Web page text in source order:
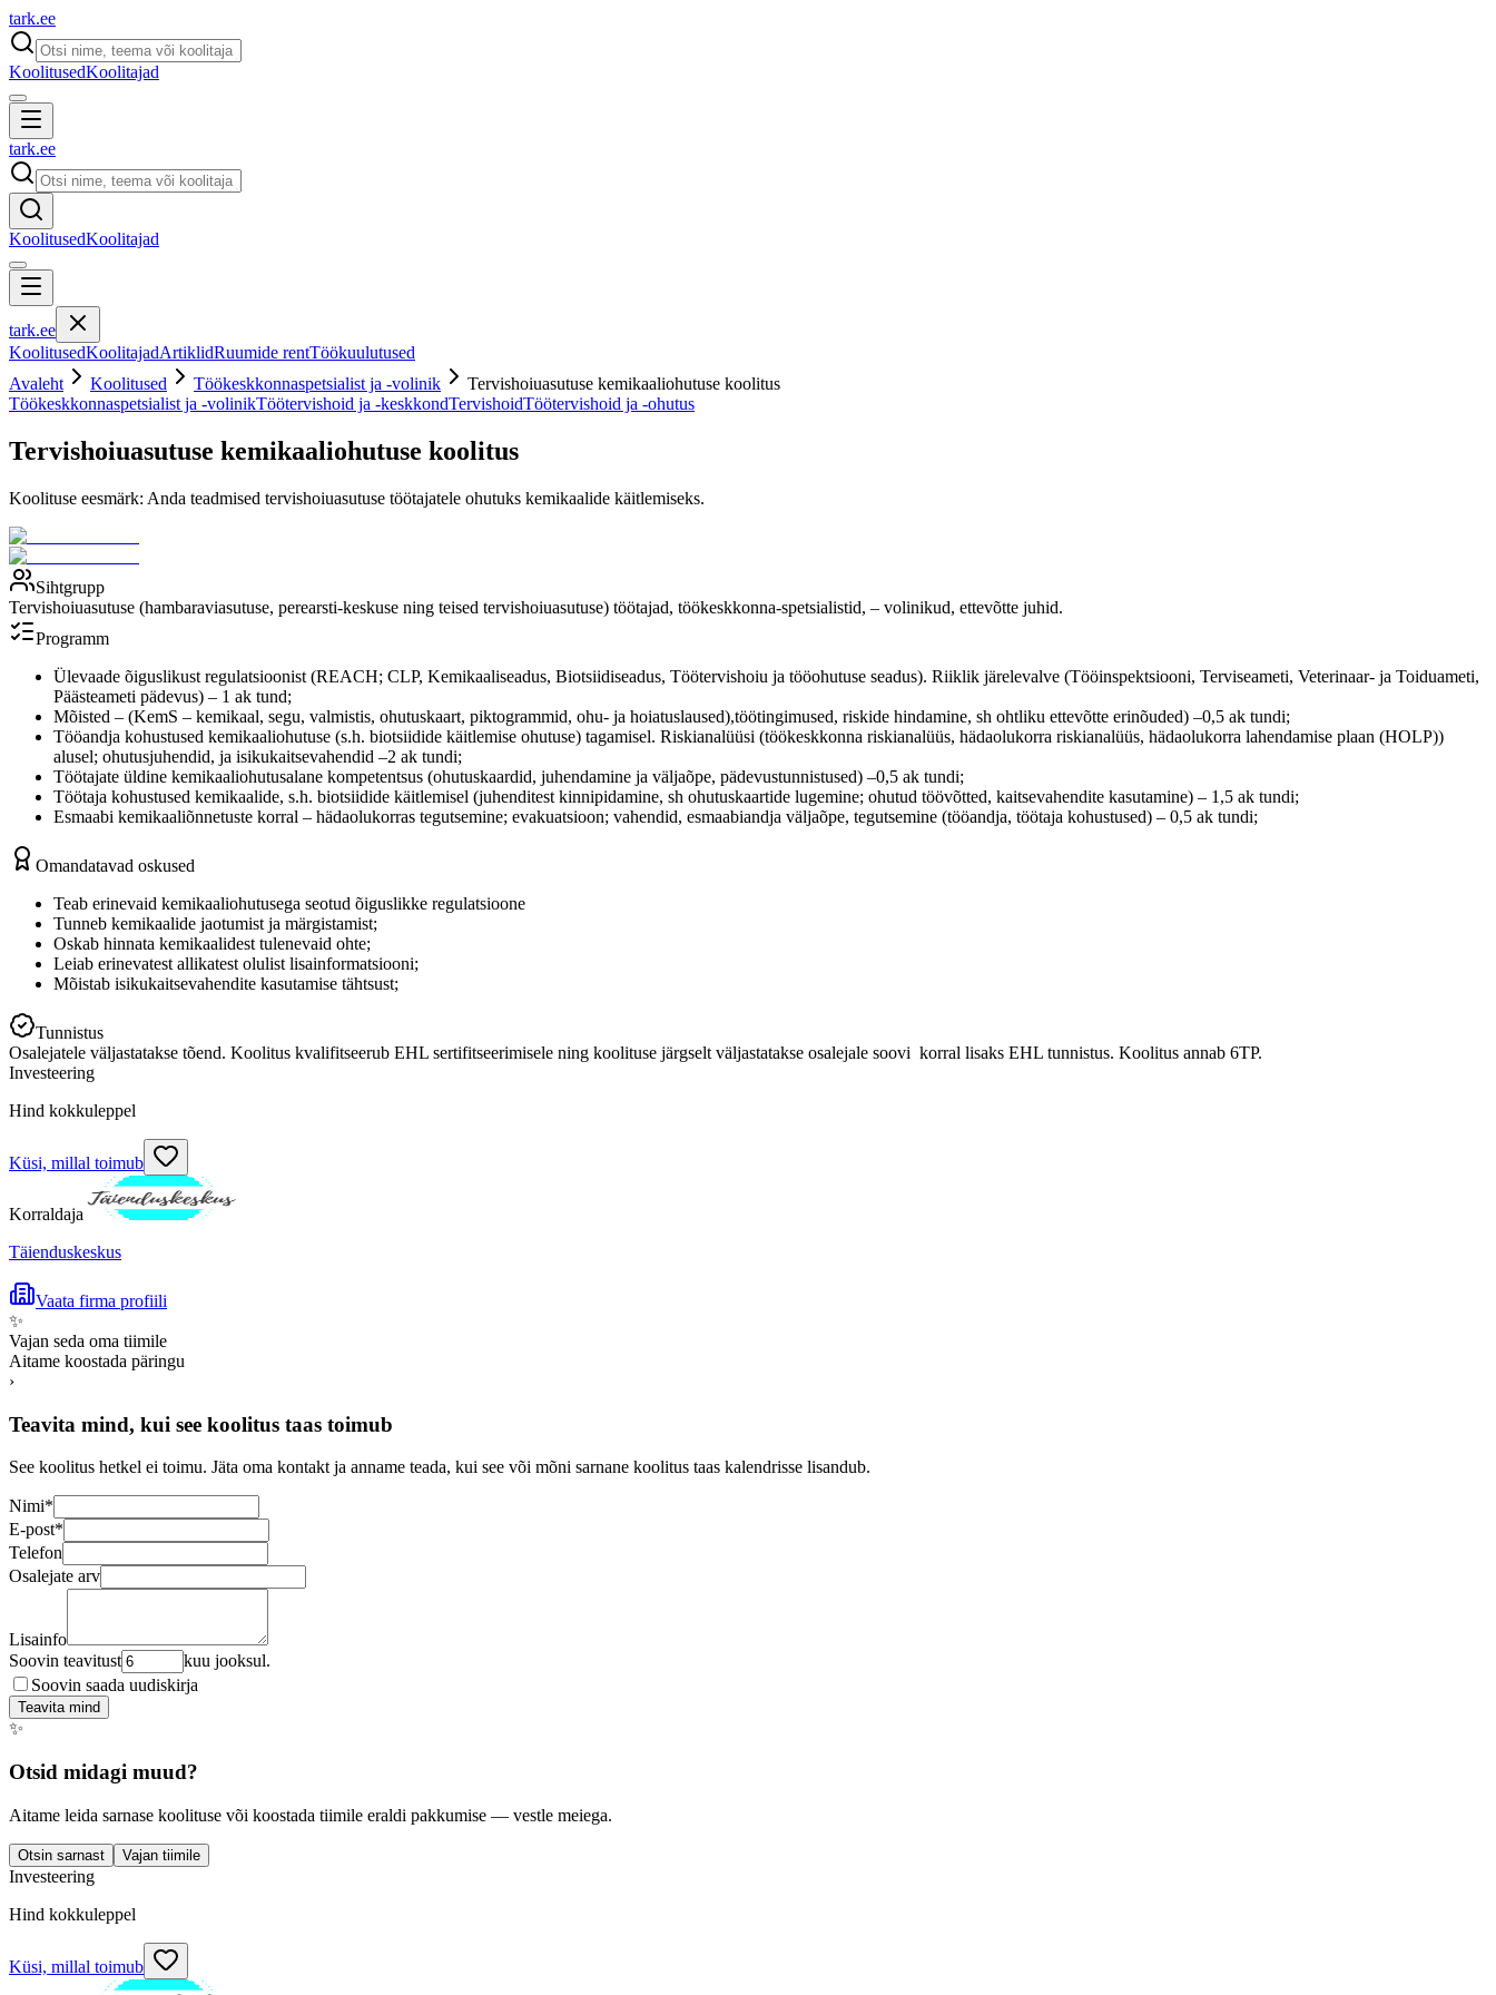
tark.ee
KoolitusedKoolitajad
tark.ee
KoolitusedKoolitajad
tark.ee
KoolitusedKoolitajadArtiklidRuumide rentTöökuulutused
Avaleht
Koolitused Töökeskkonnaspetsialist ja -volinik
Tervishoiuasutuse kemikaaliohutuse koolitus
Töökeskkonnaspetsialist ja -volinikTöötervishoid ja -keskkondTervishoidTöötervishoid ja -ohutus
Tervishoiuasutuse kemikaaliohutuse koolitus
Koolituse eesmärk: Anda teadmised tervishoiuasutuse töötajatele ohutuks kemikaalide käitlemiseks.
Sihtgrupp
Tervishoiuasutuse (hambaraviasutuse, perearsti-keskuse ning teised tervishoiuasutuse) töötajad, töökeskkonna-spetsialistid, – volinikud, ettevõtte juhid.
Programm
Ülevaade õiguslikust regulatsioonist (REACH; CLP, Kemikaaliseadus, Biotsiidiseadus, Töötervishoiu ja tööohutuse seadus). Riiklik järelevalve (Tööinspektsiooni, Terviseameti, Veterinaar- ja Toiduameti,
Päästeameti pädevus) – 1 ak tund;
Mõisted – (KemS – kemikaal, segu, valmistis, ohutuskaart, piktogrammid, ohu- ja hoiatuslaused),töötingimused, riskide hindamine, sh ohtliku ettevõtte erinõuded) –0,5 ak tundi;
Tööandja kohustused kemikaaliohutuse (s.h. biotsiidide käitlemise ohutuse) tagamisel. Riskianalüüsi (töökeskkonna riskianalüüs, hädaolukorra riskianalüüs, hädaolukorra lahendamise plaan (HOLP))
alusel; ohutusjuhendid, ja isikukaitsevahendid –2 ak tundi;
Töötajate üldine kemikaaliohutusalane kompetentsus (ohutuskaardid, juhendamine ja väljaõpe, pädevustunnistused) –0,5 ak tundi;
Töötaja kohustused kemikaalide, s.h. biotsiidide käitlemisel (juhenditest kinnipidamine, sh ohutuskaartide lugemine; ohutud töövõtted, kaitsevahendite kasutamine) – 1,5 ak tundi;
Esmaabi kemikaaliõnnetuste korral – hädaolukorras tegutsemine; evakuatsioon; vahendid, esmaabiandja väljaõpe, tegutsemine (tööandja, töötaja kohustused) – 0,5 ak tundi;
Omandatavad oskused
Teab erinevaid kemikaaliohutusega seotud õiguslikke regulatsioone
Tunneb kemikaalide jaotumist ja märgistamist;
Oskab hinnata kemikaalidest tulenevaid ohte;
Leiab erinevatest allikatest olulist lisainformatsiooni;
Mõistab isikukaitsevahendite kasutamise tähtsust;
Tunnistus
Osalejatele väljastatakse tõend. Koolitus kvalifitseerub EHL sertifitseerimisele ning koolituse järgselt väljastatakse osalejale soovi korral lisaks EHL tunnistus. Koolitus annab 6TP.
Investeering
Hind kokkuleppel
Küsi, millal toimub
Korraldaja
Täienduskeskus
Vaata firma profiili
✨
Vajan seda oma tiimile
Aitame koostada päringu
›
Teavita mind, kui see koolitus taas toimub
See koolitus hetkel ei toimu. Jäta oma kontakt ja anname teada, kui see või mõni sarnane koolitus taas kalendrisse lisandub.
Nimi*
E-post*
Telefon
Osalejate arv
Lisainfo
Soovin teavitust
kuu jooksul.
Soovin saada uudiskirja
Teavita mind
✨
Otsid midagi muud?
Aitame leida sarnase koolituse või koostada tiimile eraldi pakkumise — vestle meiega.
Otsin sarnast Vajan tiimile
Investeering
Hind kokkuleppel
Küsi, millal toimub